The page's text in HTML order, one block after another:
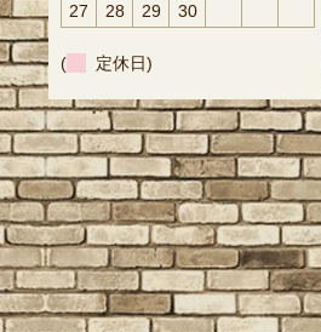
27
28 29 30
( 定休日)